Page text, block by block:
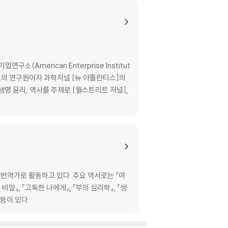
기업연구소(American Enterprise Institut
연구원이자 과학저널 [뉴 아틀란티스]의
명 윤리, 역사를 주제로 [월스트리트 저널],
가로 활동하고 있다. 주요 역서로는 『여
』, 『고독한 나에게』, 『부의 심리학』, 『씽
등이 있다.